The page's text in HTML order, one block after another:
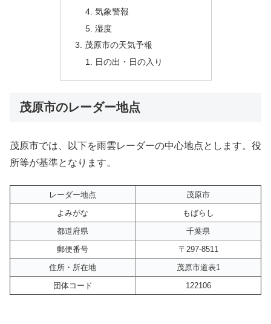
気象警報
湿度
茂原市の天気予報
日の出・日の入り
茂原市のレーダー地点
茂原市では、以下を雨雲レーダーの中心地点とします。役
所等が基準となります。
レーダー地点
茂原市
よみがな
もばらし
都道府県
千葉県
郵便番号
〒297-8511
住所・所在地
茂原市道表1
団体コード
122106